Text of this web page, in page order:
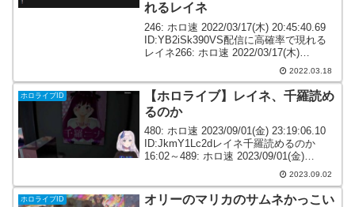
れるレイネ
246: ホロ速 2022/03/17(木) 20:45:40.69
ID:YB2iSk390VS配信に高確率で現れる
レイネ266: ホロ速 2022/03/17(木)
20:48:12.35 ID:iLWZLbHU0レイネ、VSが
2022.03.18
ホロライブID
【ホロライブ】レイネ、千羅読め
るのか
480: ホロ速 2023/09/01(金) 23:19:06.10
ID:JkmY1Lc2dレイネ千羅読めるのか
16:02～489: ホロ速 2023/09/01(金)
23:20:04.00 ID:fhf+Tpke0IDのレイネさ
2023.09.02
ホロライブID
オリーのマリカのサムネかっこい